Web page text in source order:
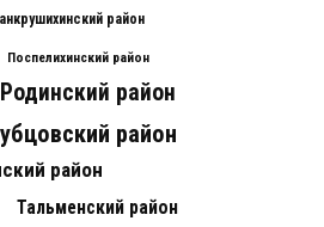
район
Поспелихинский район
Родинский район
район
район
Тальменский район